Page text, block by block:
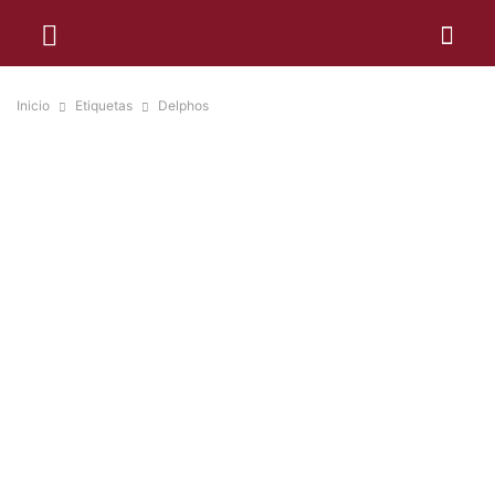
Inicio Etiquetas Delphos